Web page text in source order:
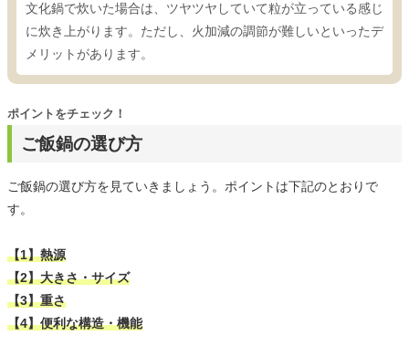
文化鍋で炊いた場合は、ツヤツヤしていて粒が立っている感じ
に炊き上がります。ただし、火加減の調節が難しいといったデ
メリットがあります。
ご飯鍋の選び方
ポイントをチェック！
ご飯鍋の選び方を見ていきましょう。ポイントは下記のとおりで
す。
【1】熱源
【2】大きさ・サイズ
【3】重さ
【4】便利な構造・機能